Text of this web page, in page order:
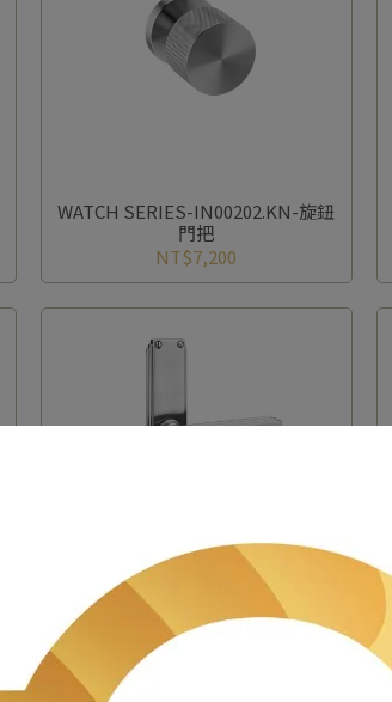
WATCH SERIES-IN00202.KN-旋鈕
門把
NT$7,200
ART DECO 底座飾板大門水平把手
(內有平板鑰鎖孔)